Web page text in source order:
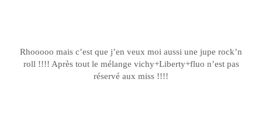
Rhooooo mais c’est que j’en veux moi aussi une jupe rock’n
roll !!!! Après tout le mélange vichy+Liberty+fluo n’est pas
réservé aux miss !!!!